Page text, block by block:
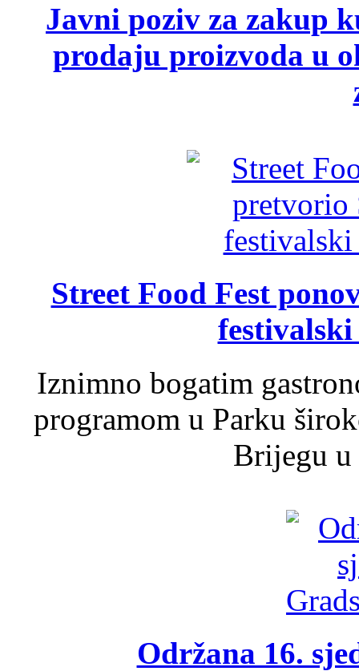
Javni poziv za zakup
prodaju proizvoda u
Street Food Fest
Iznimno bogatim
programom u Parku
Brijegu u
Održana 16.